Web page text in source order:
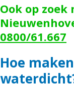
Ook op
0800/61.667
Hoe